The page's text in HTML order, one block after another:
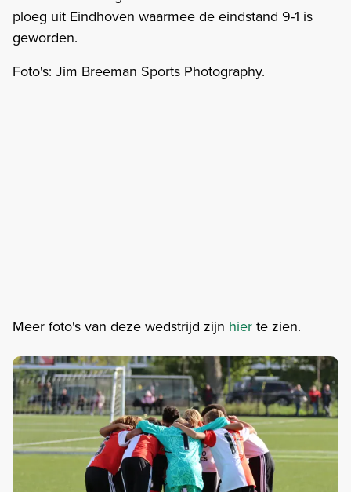
ploeg uit Eindhoven waarmee de eindstand 9-1 is
geworden.
Foto's: Jim Breeman Sports Photography.
Meer foto's van deze wedstrijd zijn hierte zien.